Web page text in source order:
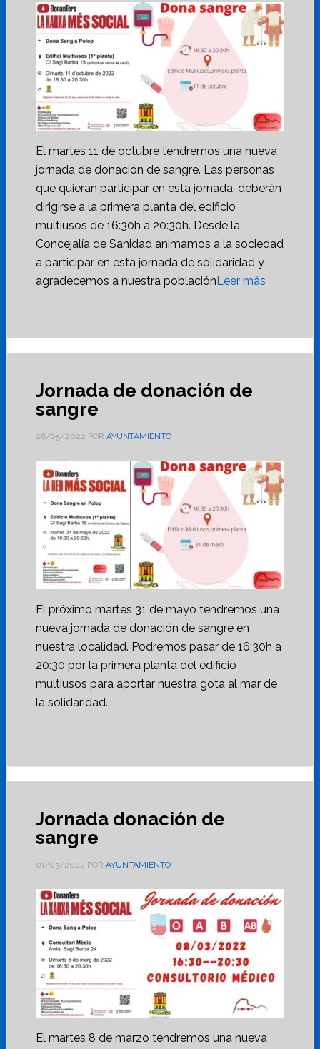
El martes 11 de octubre tendremos una nueva
jornada de donación de sangre. Las personas
que quieran participar en esta jornada, deberán
dirigirse a la primera planta del edificio
multiusos de 16:30h a 20:30h. Desde la
Concejalía de Sanidad animamos a la sociedad
a participar en esta jornada de solidaridad y
agradecemos a nuestra poblaciónLeer más
Jornada de donación de
sangre
26/05/2022 POR AYUNTAMIENTO
El próximo martes 31 de mayo tendremos una
nueva jornada de donación de sangre en
nuestra localidad. Podremos pasar de 16:30h a
20:30 por la primera planta del edificio
multiusos para aportar nuestra gota al mar de
la solidaridad.
Jornada donación de
sangre
01/03/2022 POR AYUNTAMIENTO
El martes 8 de marzo tendremos una nueva